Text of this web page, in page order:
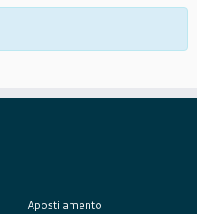
Apostilamento